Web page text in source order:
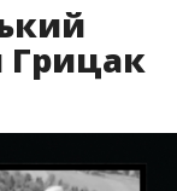
Грицак